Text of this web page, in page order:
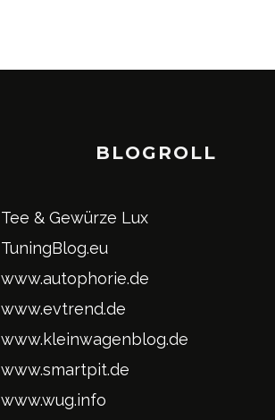
BLOGROLL
Tee & Gewürze Lux
TuningBlog.eu
www.autophorie.de
www.evtrend.de
www.kleinwagenblog.de
www.smartpit.de
www.wug.info